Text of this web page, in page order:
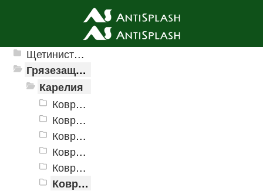
Ячеистые грязезащитные покрытия
Щетинистые покрытия
Грязезащитные, влаговпитывающие покрытия
Карелия
Коврики «Карелия» 400х600 мм
Коврики «Карелия» 500х800 мм
Коврики «Карелия» 600х900 мм
Коврики «Карелия» 800х1200 мм
Коврики «Карелия» 900х1500 мм
Коврики «Карелия» 1000х2000 мм